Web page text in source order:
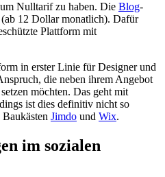
Nulltarif zu haben. Die Blog-
12 Dollar monatlich). Dafür
Plattform mit
in erster Linie für Designer und
die neben ihrem Angebot
möchten. Das geht mit
ist dies definitiv nicht so
Jimdo und Wix.
im sozialen